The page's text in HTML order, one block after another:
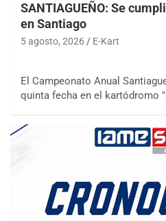
SANTIAGUEÑO: Se
en Santiago
5 agosto, 2026 E-Kart
El Campeonato Anual
quinta fecha en el kartódromo